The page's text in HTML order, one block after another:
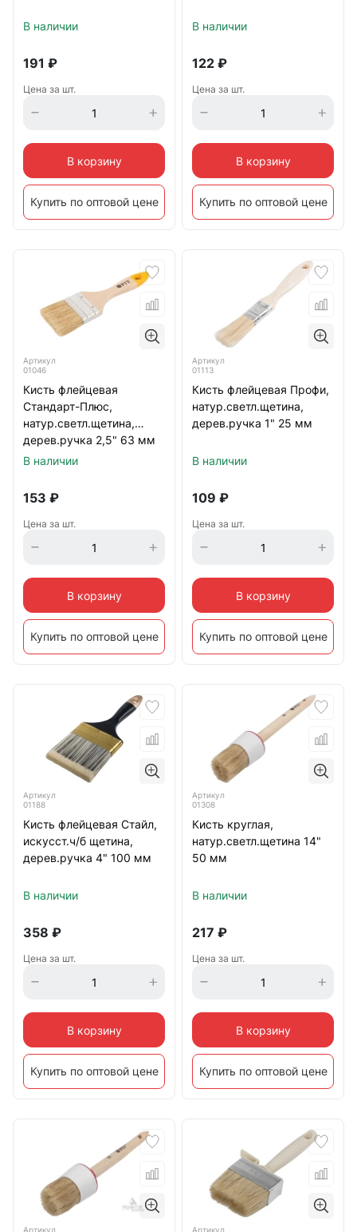
В наличии
191 ₽
Цена за шт.
В корзину
Купить по оптовой цене
В наличии
122 ₽
Цена за шт.
В корзину
Купить по оптовой цене
Артикул
01046
Кисть флейцевая
Стандарт-Плюс,
натур.светл.щетина,
дерев.ручка 2,5" 63 мм
В наличии
153 ₽
Цена за шт.
В корзину
Купить по оптовой цене
Артикул
01113
Кисть флейцевая Профи,
натур.светл.щетина,
дерев.ручка 1" 25 мм
В наличии
109 ₽
Цена за шт.
В корзину
Купить по оптовой цене
Артикул
01188
Кисть флейцевая Стайл,
искусст.ч/б щетина,
дерев.ручка 4" 100 мм
В наличии
358 ₽
Цена за шт.
В корзину
Купить по оптовой цене
Артикул
01308
Кисть круглая,
натур.светл.щетина 14"
50 мм
В наличии
217 ₽
Цена за шт.
В корзину
Купить по оптовой цене
Артикул Артикул